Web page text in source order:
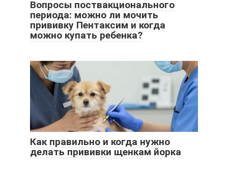
Вопросы поствакционального
периода: можно ли мочить
прививку Пентаксим и когда
можно купать ребенка?
Как правильно и когда нужно
делать прививки щенкам йорка